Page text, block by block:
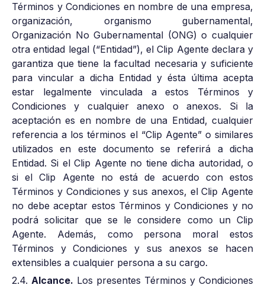
Términos y Condiciones en nombre de una empresa,
organización, organismo gubernamental,
Organización No Gubernamental (ONG) o cualquier
otra entidad legal (“Entidad”), el Clip Agente declara y
garantiza que tiene la facultad necesaria y suficiente
para vincular a dicha Entidad y ésta última acepta
estar legalmente vinculada a estos Términos y
Condiciones y cualquier anexo o anexos. Si la
aceptación es en nombre de una Entidad, cualquier
referencia a los términos el “Clip Agente” o similares
utilizados en este documento se referirá a dicha
Entidad. Si el Clip Agente no tiene dicha autoridad, o
si el Clip Agente no está de acuerdo con estos
Términos y Condiciones y sus anexos, el Clip Agente
no debe aceptar estos Términos y Condiciones y no
podrá solicitar que se le considere como un Clip
Agente. Además, como persona moral estos
Términos y Condiciones y sus anexos se hacen
extensibles a cualquier persona a su cargo.
2.4. Alcance. Los presentes Términos y Condiciones